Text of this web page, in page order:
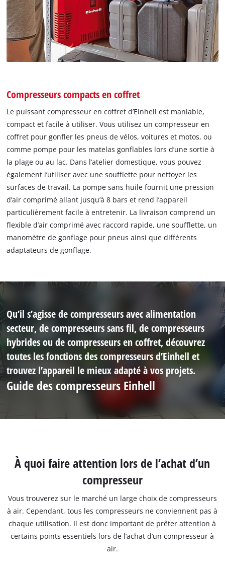
Compresseurs compacts en coffret
Le puissant compresseur en coffret d’Einhell est maniable,
compact et facile à utiliser. Vous utilisez un compresseur en
coffret pour gonfler les pneus de vélos, voitures et motos, ou
comme pompe pour les matelas gonflables lors d’une sortie à
la plage ou au lac. Dans l’atelier domestique, vous pouvez
également l’utiliser avec une soufflette pour nettoyer les
surfaces de travail. La pompe sans huile fournit une pression
d’air comprimé allant jusqu’à 8 bars et rend l’appareil
particulièrement facile à entretenir. La livraison comprend un
flexible d’air comprimé avec raccord rapide, une soufflette, un
manomètre de gonflage pour pneus ainsi que différents
adaptateurs de gonflage.
Qu’il s’agisse de compresseurs avec alimentation
secteur, de compresseurs sans fil, de compresseurs
hybrides ou de compresseurs en coffret, découvrez
toutes les fonctions des compresseurs d’Einhell et
trouvez l’appareil le mieux adapté à vos projets.
Guide des compresseurs Einhell
À quoi faire attention lors de l’achat d’un
compresseur
Vous trouverez sur le marché un large choix de compresseurs
à air. Cependant, tous les compresseurs ne conviennent pas à
chaque utilisation. Il est donc important de prêter attention à
certains points essentiels lors de l’achat d’un compresseur à
air.